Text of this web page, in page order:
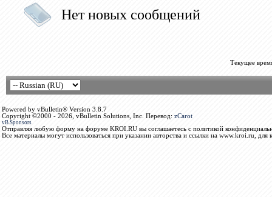
Нет новых сообщений
Текущее
Powered by vBulletin® Version 3.8.7
Copyright ©2000 - 2026, vBulletin Solutions, Inc. Перевод: zCarot
vB.Sponsors
Отправляя любую форму на форуме KROI.RU вы соглашаетесь с политикой
Все материалы могут использоваться при указании авторства и ссылки на www.kroi.ru, для